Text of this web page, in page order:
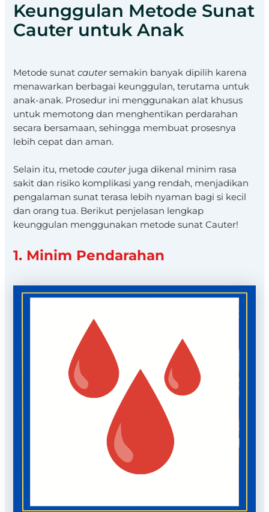
Keunggulan Metode Sunat
Cauter untuk Anak
Metode sunatcautersemakin banyak dipilih karena
menawarkan berbagai keunggulan, terutama untuk
anak-anak. Prosedur ini menggunakan alat khusus
untuk memotong dan menghentikan perdarahan
secara bersamaan, sehingga membuat prosesnya
lebih cepat dan aman.
Selain itu, metodecauterjuga dikenal minim rasa
sakit dan risiko komplikasi yang rendah, menjadikan
pengalaman sunat terasa lebih nyaman bagi si kecil
dan orang tua. Berikut penjelasan lengkap
keunggulan menggunakan metode sunat Cauter!
1. Minim Pendarahan